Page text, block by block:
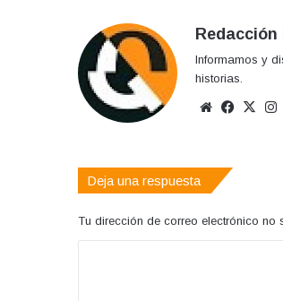
Redacción
Informamos y
historias.
Sitio
X
Deja una respuesta
Tu dirección de correo electrónico no